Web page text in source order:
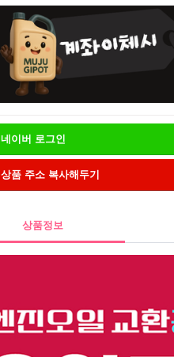
네이버 로그인
상품 주소 복사해두기
상품정보